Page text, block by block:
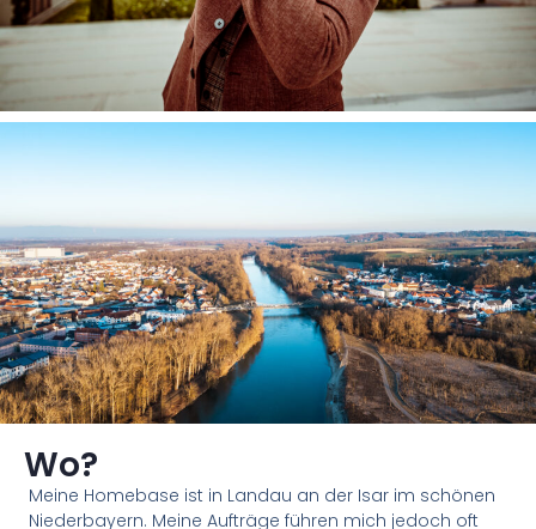
Wo?
Meine Homebase ist in Landau an der Isar im schönen
Niederbayern. Meine Aufträge führen mich jedoch oft